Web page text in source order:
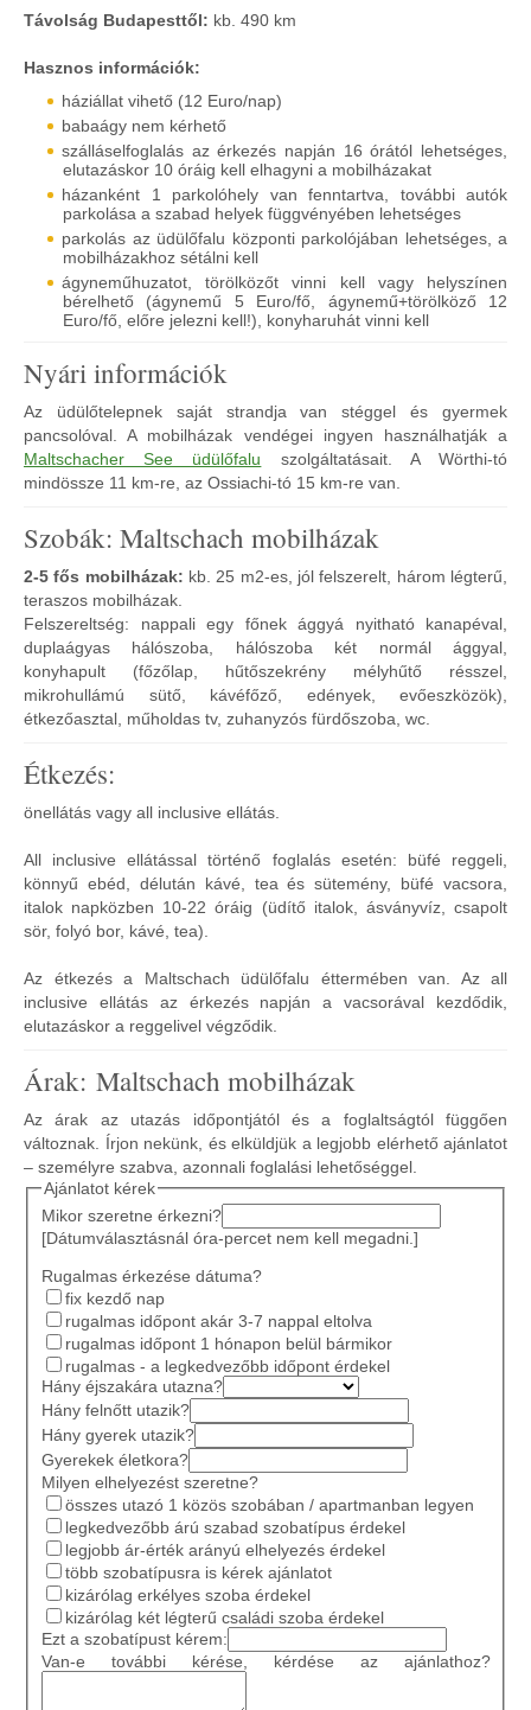
Távolság Budapesttől: kb. 490 km
Hasznos információk:
háziállat vihető (12 Euro/nap)
babaágy nem kérhető
szálláselfoglalás az érkezés napján 16 órától lehetséges,
elutazáskor 10 óráig kell elhagyni a mobilházakat
házanként 1 parkolóhely van fenntartva, további autók
parkolása a szabad helyek függvényében lehetséges
parkolás az üdülőfalu központi parkolójában lehetséges, a
mobilházakhoz sétálni kell
ágyneműhuzatot, törölközőt vinni kell vagy helyszínen
bérelhető (ágynemű 5 Euro/fő, ágynemű+törölköző 12
Euro/fő, előre jelezni kell!), konyharuhát vinni kell
Nyári információk
Az üdülőtelepnek saját strandja van stéggel és gyermek
pancsolóval. A mobilházak vendégei ingyen használhatják a
Maltschacher See üdülőfalu szolgáltatásait. A Wörthi-tó
mindössze 11 km-re, az Ossiachi-tó 15 km-re van.
Szobák: Maltschach mobilházak
2-5 fős mobilházak: kb. 25 m2-es, jól felszerelt, három légterű,
teraszos mobilházak.
Felszereltség: nappali egy főnek ággyá nyitható kanapéval,
duplaágyas hálószoba, hálószoba két normál ággyal,
konyhapult (főzőlap, hűtőszekrény mélyhűtő résszel,
mikrohullámú sütő, kávéfőző, edények, evőeszközök),
étkezőasztal, műholdas tv, zuhanyzós fürdőszoba, wc.
Étkezés:
önellátás vagy all inclusive ellátás.
All inclusive ellátással történő foglalás esetén: büfé reggeli,
könnyű ebéd, délután kávé, tea és sütemény, büfé vacsora,
italok napközben 10-22 óráig (üdítő italok, ásványvíz, csapolt
sör, folyó bor, kávé, tea).
Az étkezés a Maltschach üdülőfalu éttermében van. Az all
inclusive ellátás az érkezés napján a vacsorával kezdődik,
elutazáskor a reggelivel végződik.
Árak: Maltschach mobilházak
Az árak az utazás időpontjától és a foglaltságtól függően
változnak. Írjon nekünk, és elküldjük a legjobb elérhető ajánlatot
– személyre szabva, azonnali foglalási lehetőséggel.
Ajánlatot kérek
Mikor szeretne érkezni?
[Dátumválasztásnál óra-percet nem kell megadni.]
Rugalmas érkezése dátuma?
fix kezdő nap
rugalmas időpont akár 3-7 nappal eltolva
rugalmas időpont 1 hónapon belül bármikor
rugalmas - a legkedvezőbb időpont érdekel
Hány éjszakára utazna?
Hány felnőtt utazik?
Hány gyerek utazik?
Gyerekek életkora?
Milyen elhelyezést szeretne?
összes utazó 1 közös szobában / apartmanban legyen
legkedvezőbb árú szabad szobatípus érdekel
legjobb ár-érték arányú elhelyezés érdekel
több szobatípusra is kérek ajánlatot
kizárólag erkélyes szoba érdekel
kizárólag két légterű családi szoba érdekel
Ezt a szobatípust kérem:
Van-e további kérése, kérdése az ajánlathoz?